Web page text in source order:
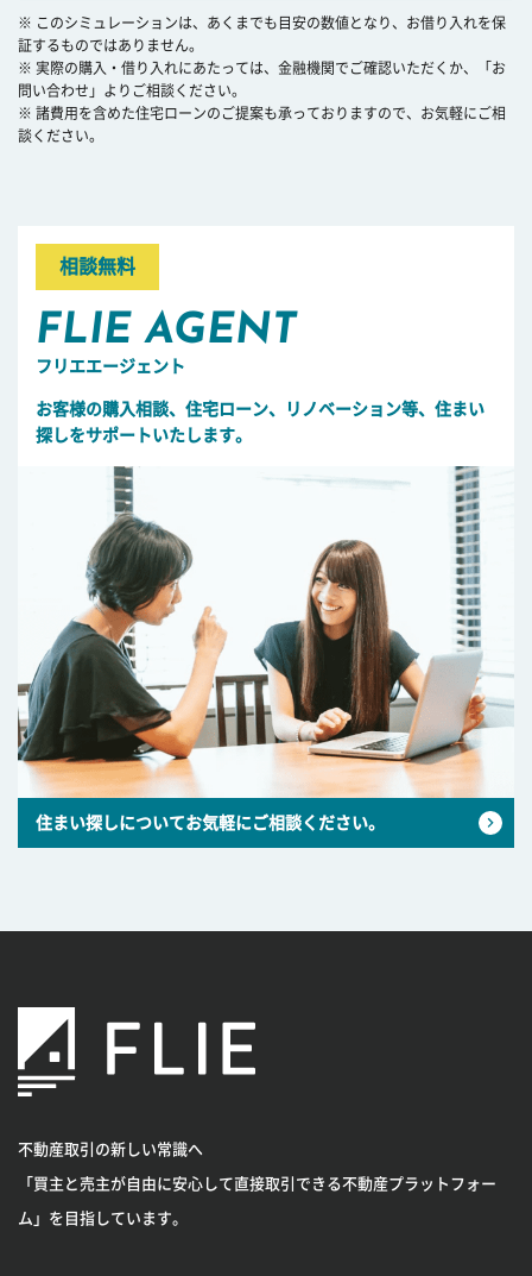
※ このシミュレーションは、あくまでも目安の数値となり、お借り入れを保
証するものではありません。
※ 実際の購入・借り入れにあたっては、金融機関でご確認いただくか、「お
問い合わせ」よりご相談ください。
※ 諸費用を含めた住宅ローンのご提案も承っておりますので、お気軽にご相
談ください。
相談無料
FLIE AGENT
フリエエージェント
お客様の購入相談、住宅ローン、リノベーション等、住まい
探しをサポートいたします。
住まい探しについてお気軽にご相談ください。
不動産取引の新しい常識へ
「買主と売主が自由に安心して直接取引できる不動産プラットフォー
ム」を目指しています。